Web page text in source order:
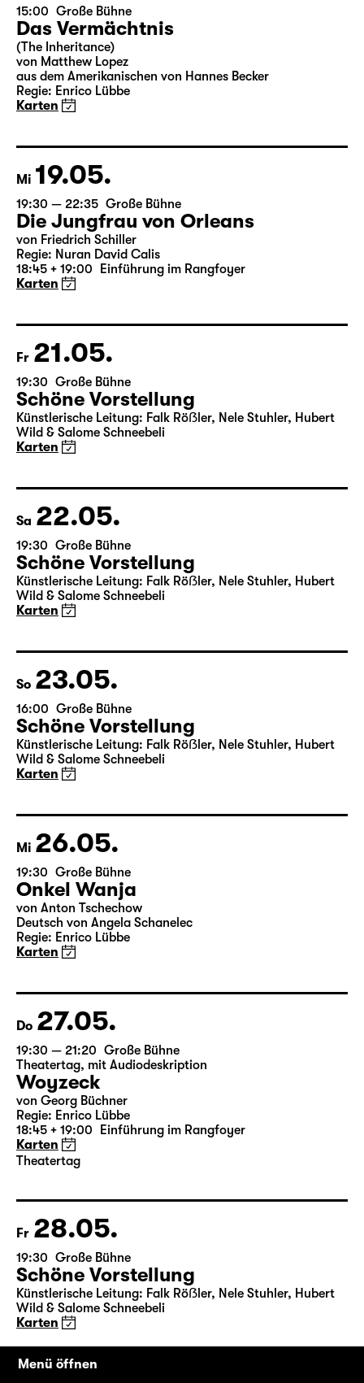
Sa 15.05.
15:00 Große Bühne
Das Vermächtnis
(The Inheritance)
Regie: Enrico Lübbe
Karten
Mi 19.05.
19:30 — 22:35 Große Bühne
Die Jungfrau von Orleans
18:45 + 19:00 Einführung im Rangfoyer
Karten
Fr 21.05.
19:30 Große Bühne
Schöne Vorstellung
Wild & Salome Schneebeli
Karten
Sa 22.05.
19:30 Große Bühne
Schöne Vorstellung
Wild & Salome Schneebeli
Karten
So 23.05.
16:00 Große Bühne
Schöne Vorstellung
Wild & Salome Schneebeli
Karten
Mi 26.05.
19:30 Große Bühne
Onkel Wanja
Regie: Enrico Lübbe
Karten
Do 27.05.
19:30 — 21:20 Große Bühne
Theatertag,mit Audiodeskription
Woyzeck
von Georg Büchner
Karten
Theatertag
Fr 28.05.
19:30 Große Bühne
Schöne Vorstellung
Künstlerische Leitung: Falk Röẞler, Nele Stuhler, Hubert
Wild & Salome Schneebeli
Menü öffnen